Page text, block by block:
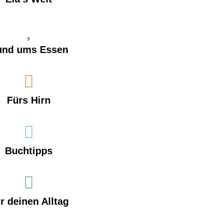
ums Essen
Fürs Hirn
Buchtipps
deinen Alltag